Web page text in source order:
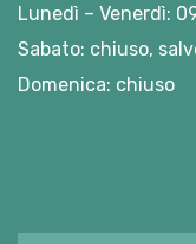
Lunedì – Venerdì:
Sabato: chiuso,
Domenica: chiuso